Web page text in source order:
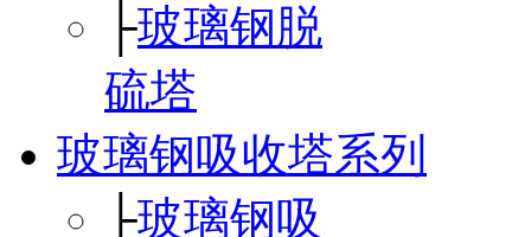
├玻璃钢脱
硫塔
玻璃钢吸收塔系列
├玻璃钢吸